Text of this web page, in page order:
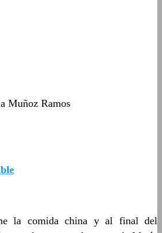
Muñoz Ramos
la comida china y al final del